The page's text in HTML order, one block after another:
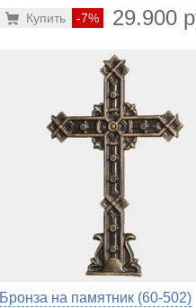
-7% 29.900
Купить
Бронза на памятник (60-502)